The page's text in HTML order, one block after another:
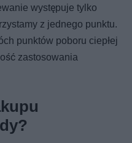
występuje tylko
z jednego punktu.
punktów poboru ciepłej
zastosowania